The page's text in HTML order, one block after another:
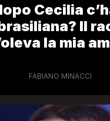
Cecilia
Il
la mia
FABIANO MINACCI